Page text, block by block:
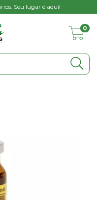
Seu lugar é aqui!
0